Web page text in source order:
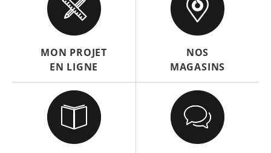
MON PROJET
EN LIGNE
NOS
MAGASINS